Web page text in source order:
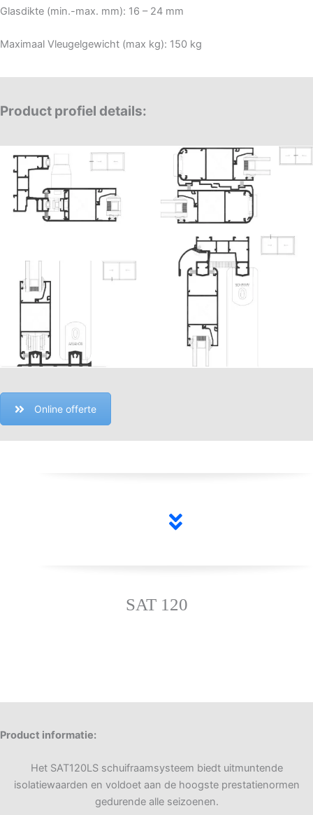
Glasdikte (min.-max. mm): 16 – 24 mm
Maximaal Vleugelgewicht (max kg): 150 kg
Product profiel details:
Online offerte
SAT 120
Product informatie:
Het SAT120LS schuifraamsysteem biedt uitmuntende
isolatiewaarden en voldoet aan de hoogste prestatienormen
gedurende alle seizoenen.